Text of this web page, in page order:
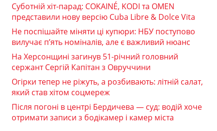
Суботній хіт-парад: COKAINÉ, KODI та OMEN
представили нову версію Cuba Libre & Dolce Vita
Не поспішайте міняти ці купюри: НБУ поступово
вилучає п’ять номіналів, але є важливий нюанс
На Херсонщині загинув 51-річний головний
сержант Сергій Капітан з Овруччини
Огірки тепер не ріжуть, а розбивають: літній салат,
який став хітом соцмереж
Після погоні в центрі Бердичева — суд: водій хоче
отримати записи з бодікамер і камер міста